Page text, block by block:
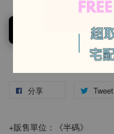
分享 Tweet
+販售單位：《半碼》